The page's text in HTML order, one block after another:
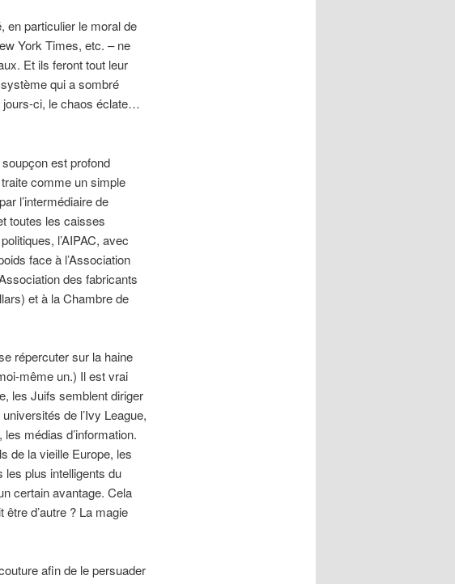
en particulier le moral de
York Times, etc. – ne
Et ils feront tout leur
qui a sombré
jours-ci, le chaos éclate…
est profond
comme un simple
l’intermédiaire de
toutes les caisses
l’AIPAC, avec
face à l’Association
des fabricants
et à la Chambre de
répercuter sur la haine
même un.) Il est vrai
les Juifs semblent diriger
de l’Ivy League,
médias d’information.
de la vieille Europe, les
plus intelligents du
certain avantage. Cela
d’autre ? La magie
afin de le persuader